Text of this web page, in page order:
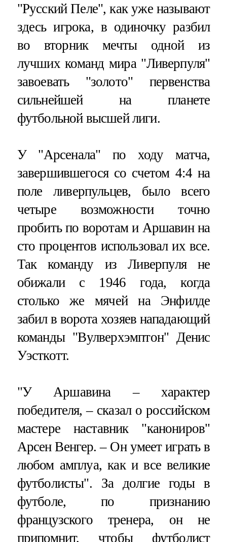
"Русский Пеле", как уже называют
здесь игрока, в одиночку разбил
во вторник мечты одной из
лучших команд мира "Ливерпуля"
завоевать "золото" первенства
сильнейшей на планете
футбольной высшей лиги.
У "Арсенала" по ходу матча,
завершившегося со счетом 4:4 на
поле ливерпульцев, было всего
четыре возможности точно
пробить по воротам и Аршавин на
сто процентов использовал их все.
Так команду из Ливерпуля не
обижали с 1946 года, когда
столько же мячей на Энфилде
забил в ворота хозяев нападающий
команды "Вулверхэмптон" Денис
Уэсткотт.
"У Аршавина – характер
победителя, – сказал о российском
мастере наставник "канониров"
Арсен Венгер. – Он умеет играть в
любом амплуа, как и все великие
футболисты". За долгие годы в
футболе, по признанию
французского тренера, он не
припомнит, чтобы футболист